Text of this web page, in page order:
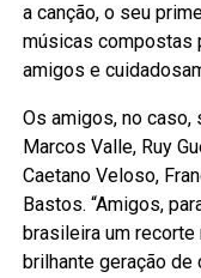
a canção, o seu
músicas compostas
amigos e
Os amigos, no
Marcos Valle, Ruy
Caetano Veloso,
Bastos. “Amigos,
brasileira um
brilhante geração